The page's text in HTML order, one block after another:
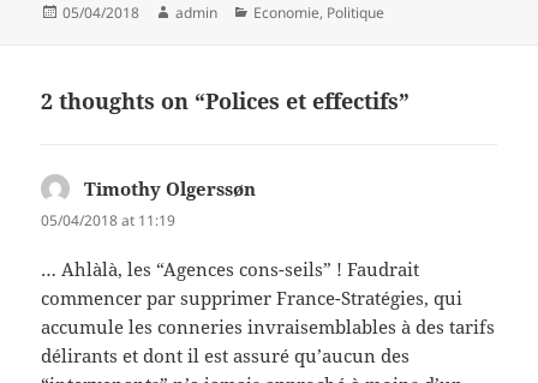
Posted
05/04/2018 Author
admin Categories
Economie, Politique
2 thoughts on “Polices et effectifs”
Timothy Olgerssøn
05/04/2018 at 11:19
… Ahlàlà, les “Agences cons-seils” ! Faudrait
commencer par supprimer France-Stratégies, qui
accumule les conneries invraisemblables à des tarifs
délirants et dont il est assuré qu’aucun des